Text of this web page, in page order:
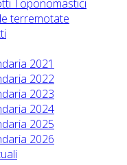
Toponomastici
terremotate
2021
2022
2023
2024
2025
2026